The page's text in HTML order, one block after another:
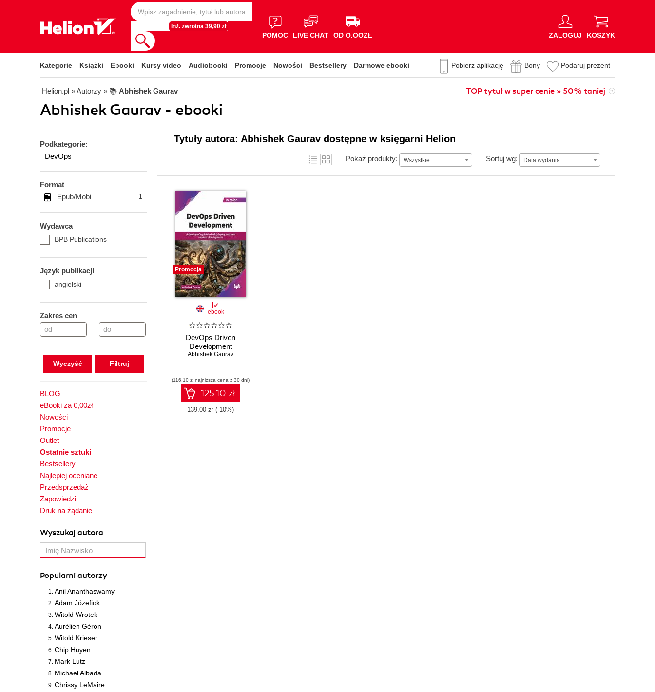
Inż. zwrotna 39,90 zł
POMOC LIVE CHAT OD O,OOZŁ ZALOGUJ KOSZYK
Kategorie Książki Ebooki Kursy video Audiobooki Promocje Nowości Bestsellery Darmowe ebooki Pobierz aplikację Bony Podaruj prezent
Helion.pl » Autorzy » 📚 Abhishek Gaurav TOP tytuł w super cenie » 50% taniej
Abhishek Gaurav - ebooki
Podkategorie:
DevOps
Format
Epub/Mobi
1
Wydawca
BPB Publications
Język publikacji
angielski
Zakres cen
–
Wyczyść
BLOG
eBooki za 0,00zł
Nowości
Promocje
Outlet
Ostatnie sztuki
Bestsellery
Najlepiej oceniane
Przedsprzedaż
Zapowiedzi
Druk na żądanie
Wyszukaj autora
Popularni autorzy
Anil Ananthaswamy
Adam Józefiok
Witold Wrotek
Aurélien Géron
Witold Krieser
Chip Huyen
Mark Lutz
Michael Albada
Chrissy LeMaire
Tytuły autora: Abhishek Gaurav dostępne w księgarni Helion
Pokaż produkty: Wszystkie Sortuj wg: Data wydania
Data wydania
Promocja
ebook
DevOps Driven
Development
Abhishek Gaurav
(116,10 zł najniższa cena z 30 dni)
125.10 zł
139.00 zł (-10%)